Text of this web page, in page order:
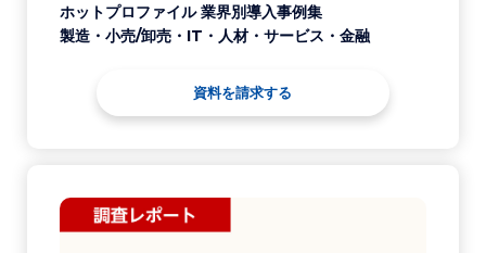
ホットプロファイル 業界別導入事例集
製造・小売/卸売・IT・人材・サービス・金融
資料を請求する